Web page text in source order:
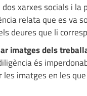
xarxes socials i
relata que es
deures que li
imatges dels
és
imatges en les